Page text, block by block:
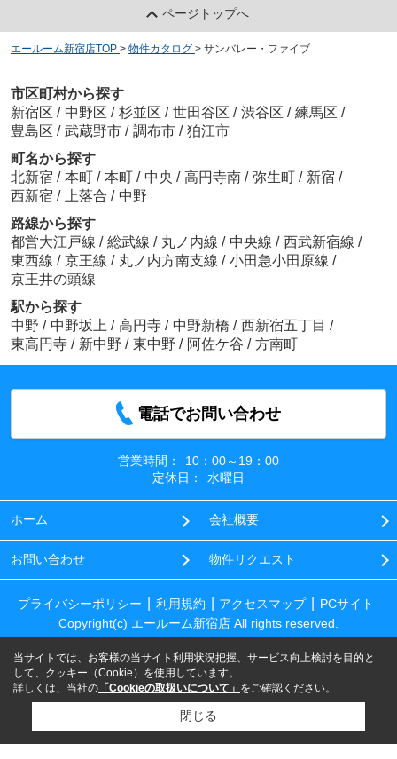
ページトップへ
エールーム新宿店TOP > 物件カタログ > サンバレー・ファイブ
市区町村から探す
新宿区 / 中野区 / 杉並区 / 世田谷区 / 渋谷区 / 練馬区 /
豊島区 / 武蔵野市 / 調布市 / 狛江市
町名から探す
北新宿 / 本町 / 本町 / 中央 / 高円寺南 / 弥生町 / 新宿 /
西新宿 / 上落合 / 中野
路線から探す
都営大江戸線 / 総武線 / 丸ノ内線 / 中央線 / 西武新宿線 /
東西線 / 京王線 / 丸ノ内方南支線 / 小田急小田原線 /
京王井の頭線
駅から探す
中野 / 中野坂上 / 高円寺 / 中野新橋 / 西新宿五丁目 /
東高円寺 / 新中野 / 東中野 / 阿佐ケ谷 / 方南町
電話でお問い合わせ
営業時間：
10：00～19：00
定休日：
水曜日
ホーム 会社概要
お問い合わせ 物件リクエスト
プライバシーポリシー 利用規約 アクセスマップ
PCサイト
Copyright(c) エールーム新宿店 All rights reserved.
当サイトでは、お客様の当サイト利用状況把握、サービス向上検討を目的と
して、クッキー（Cookie）を使用しています。
詳しくは、当社の 「Cookieの取扱いについて」 をご確認ください。
閉じる